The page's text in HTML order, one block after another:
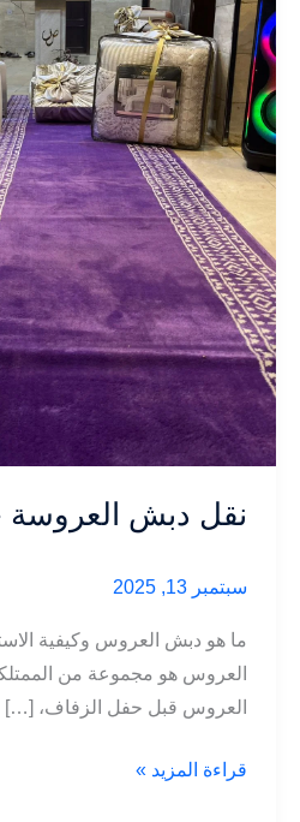
نقل دبش العروسة
سبتمبر 13, 2025
ما هو دبش العروس وكيفية
العروس هو مجموعة من
العروس قبل حفل الزفاف، […]
نقل
قراءة المزيد »